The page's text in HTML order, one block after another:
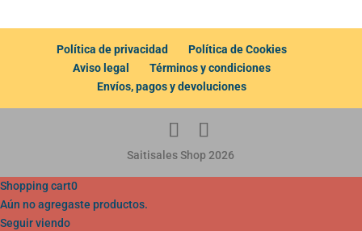
Política de privacidad
Política de Cookies
Aviso legal
Términos y condiciones
Envíos, pagos y devoluciones
Saitisales Shop 2026
Shopping cart0
Aún no agregaste productos.
Seguir viendo